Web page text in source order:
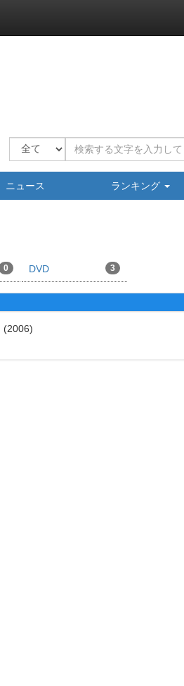
ニュース ランキング
0 DVD 3
2006